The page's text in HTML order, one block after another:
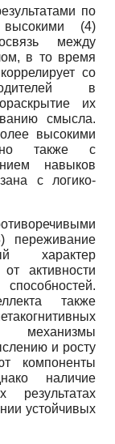
по
(4)
между
в то время
со
в
их
смысла.
высокими
но также с
навыков
с логико-
переживание
характер
активности
также
механизмы
и росту
компоненты
наличие
результатах
устойчивых